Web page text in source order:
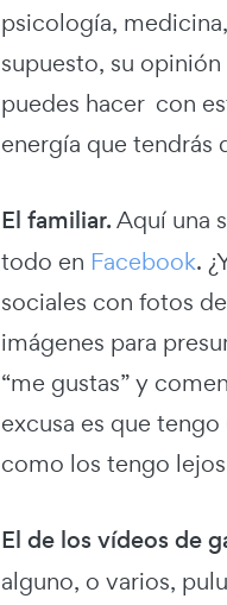
psicología,
supuesto, su
puedes hacer con
energía que tendrás
El familiar.Aquí una
todo en Facebook.
sociales con fotos
imágenes para
“me gustas” y
excusa es que
como los tengo
El de los vídeos de
alguno, o varios,